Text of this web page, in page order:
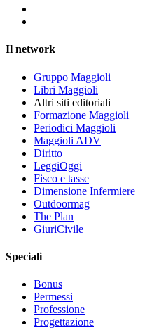
Il network
Gruppo Maggioli
Libri Maggioli
Altri siti editoriali
Formazione Maggioli
Periodici Maggioli
Maggioli ADV
Diritto
LeggiOggi
Fisco e tasse
Dimensione Infermiere
Outdoormag
The Plan
GiuriCivile
Speciali
Bonus
Permessi
Professione
Progettazione